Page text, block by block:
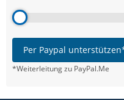
Per Paypal
*Weiterleitung zu PayPal.Me